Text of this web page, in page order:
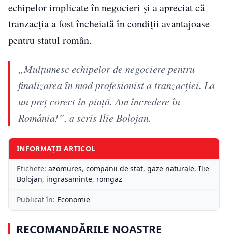
echipelor implicate în negocieri și a apreciat că
tranzacția a fost încheiată în condiții avantajoase
pentru statul român.
„Mulțumesc echipelor de negociere pentru
finalizarea în mod profesionist a tranzacției. La
un preț corect în piață. Am încredere în
România!”, a scris Ilie Bolojan.
INFORMAȚII ARTICOL
Etichete: azomures, companii de stat, gaze naturale, Ilie
Bolojan, ingrasaminte, romgaz
Publicat în: Economie
RECOMANDĂRILE NOASTRE